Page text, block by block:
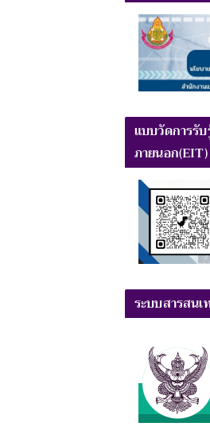
แบบวัดการรั
ภายนอก(EIT)
ระบบสารสน